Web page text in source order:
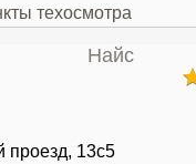
техосмотра
проезд, 13с5